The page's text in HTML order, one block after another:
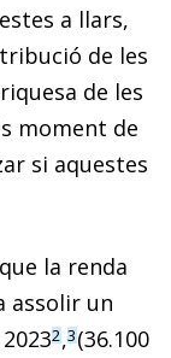
a llars,
de les
de les
moment de
si aquestes
la renda
assolir un
2,3(36.100